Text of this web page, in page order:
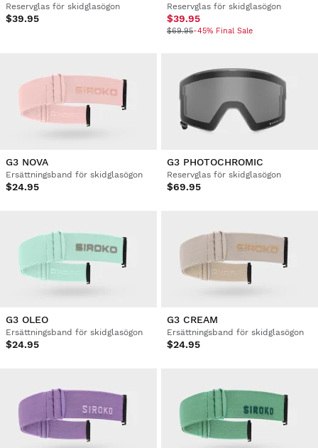
Reservglas för skidglasögon
$39.95
Reservglas för skidglasögon
$39.95
$69.95-45% Final Sale
G3 NOVA
Ersättningsband för skidglasögon
$24.95
G3 PHOTOCHROMIC
Reservglas för skidglasögon
$69.95
G3 OLEO
Ersättningsband för skidglasögon
$24.95
G3 CREAM
Ersättningsband för skidglasögon
$24.95